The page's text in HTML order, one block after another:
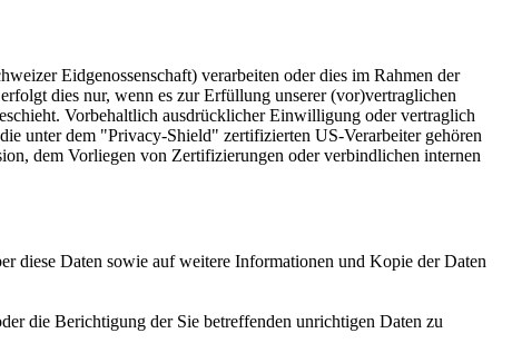
Eidgenossenschaft) verarbeiten oder dies im Rahmen der
dies nur, wenn es zur Erfüllung unserer (vor)vertraglichen
Vorbehaltlich ausdrücklicher Einwilligung oder vertraglich
unter dem "Privacy-Shield" zertifizierten US-Verarbeiter gehören
dem Vorliegen von Zertifizierungen oder verbindlichen internen
diese Daten sowie auf weitere Informationen und Kopie der Daten
die Berichtigung der Sie betreffenden unrichtigen Daten zu